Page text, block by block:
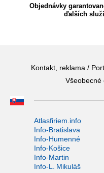
Objednávky
ďalších
Kontakt, reklama /
Všeobecné
Atlasfiriem.info
Info-Bratislava
Info-Humenné
Info-Košice
Info-Martin
Info-L. Mikuláš